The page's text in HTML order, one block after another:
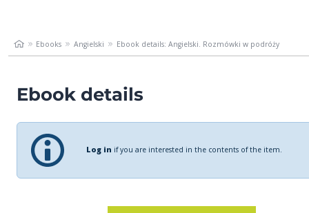
Ebooks Angielski Ebook details: Angielski. Rozmówki w podróży
Ebook details
Log in if you are interested in the contents of the item.